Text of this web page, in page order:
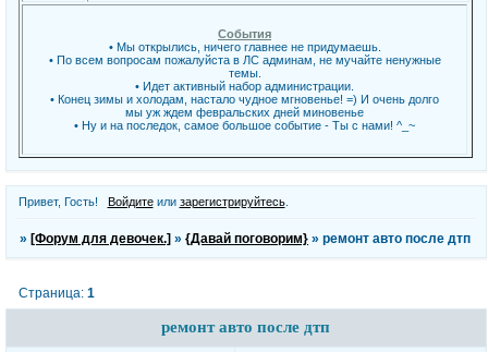
События
• Мы открылись, ничего главнее не придумаешь.
• По всем вопросам пожалуйста в ЛС админам, не мучайте ненужные
темы.
• Идет активный набор администрации.
• Конец зимы и холодам, настало чудное мгновенье! =) И очень долго
мы уж ждем февральских дней миновенье
• Ну и на последок, самое большое событие - Ты с нами! ^_~
Привет, Гость! Войдитеили зарегистрируйтесь.
» [Форум для девочек.] »{Давай поговорим} »ремонт авто после дтп
ремонт авто после дтп
Страница:1